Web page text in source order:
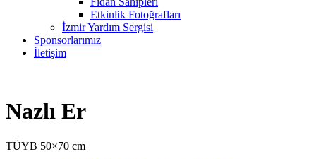
Etkinlik Fotoğrafları
İzmir Yardım Sergisi
Sponsorlarımız
İletişim
Nazlı Er
TÜYB 50×70 cm